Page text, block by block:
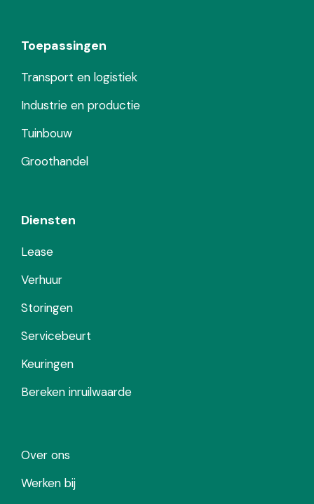
Toepassingen
Transport en logistiek
Industrie en productie
Tuinbouw
Groothandel
Diensten
Lease
Verhuur
Storingen
Servicebeurt
Keuringen
Bereken inruilwaarde
Over ons
Werken bij